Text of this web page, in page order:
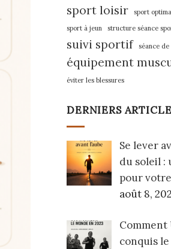
sport loisir sport
sport à jeun
structure séance
suivi sportif séance
équipement
éviter les blessures
DERNIERS
Se lever
du soleil :
pour
août 8,
Comment
conquis